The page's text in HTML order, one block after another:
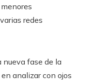
redes
nueva fase de la
analizar con ojos